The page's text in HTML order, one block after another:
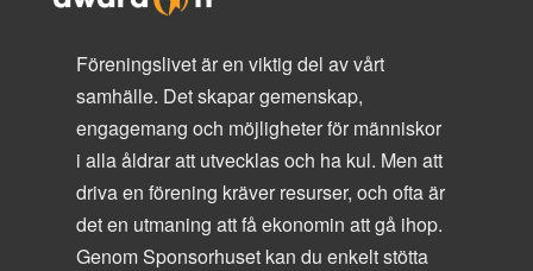
Föreningslivet är en viktig del av vårt
samhälle. Det skapar gemenskap,
engagemang och möjligheter för människor
i alla åldrar att utvecklas och ha kul. Men att
driva en förening kräver resurser, och ofta är
det en utmaning att få ekonomin att gå ihop.
Genom Sponsorhuset kan du enkelt stötta